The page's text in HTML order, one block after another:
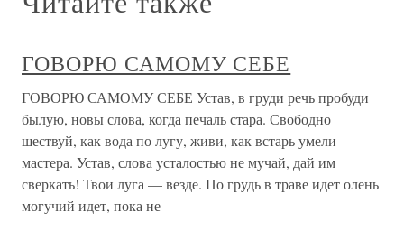
ГОВОРЮ САМОМУ СЕБЕ
ГОВОРЮ САМОМУ СЕБЕ Устав, в груди речь пробуди
былую, новы слова, когда печаль стара. Свободно
шествуй, как вода по лугу, живи, как встарь умели
мастера. Устав, слова усталостью не мучай, дай им
сверкать! Твои луга — везде. По грудь в траве идет олень
могучий идет, пока не